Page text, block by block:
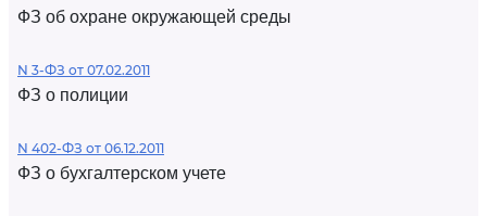
ФЗ об охране окружающей среды
N 3-ФЗ от 07.02.2011
ФЗ о полиции
N 402-ФЗ от 06.12.2011
ФЗ о бухгалтерском учете